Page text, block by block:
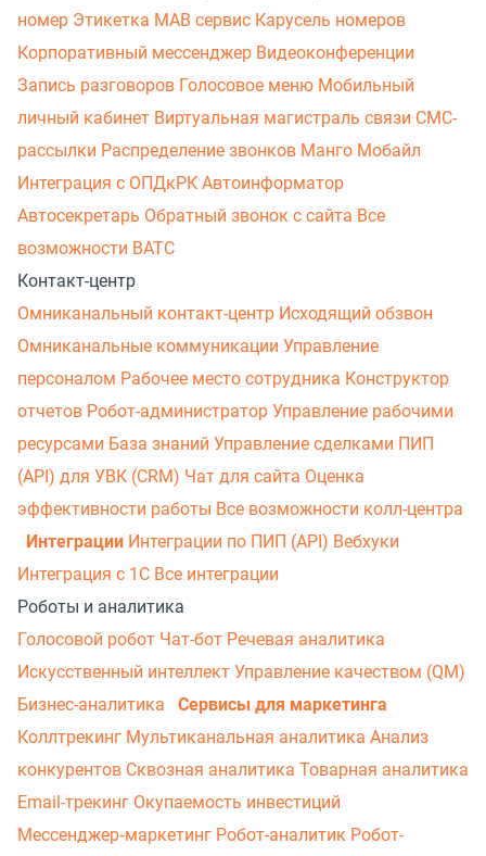
номер Этикетка МАВ сервис Карусель номеров
Корпоративный мессенджер Видеоконференции
Запись разговоров Голосовое меню Мобильный
личный кабинет Виртуальная магистраль связи СМС-
рассылки Распределение звонков Манго Мобайл
Интеграция с ОПДкРК Автоинформатор
Автосекретарь Обратный звонок с сайта Все
возможности ВАТС
Контакт-центр
Омниканальный контакт-центр Исходящий обзвон
Омниканальные коммуникации Управление
персоналом Рабочее место сотрудника Конструктор
отчетов Робот-администратор Управление рабочими
ресурсами База знаний Управление сделками ПИП
(API) для УВК (CRM) Чат для сайта Оценка
эффективности работы Все возможности колл-центра
Интеграции Интеграции по ПИП (API) Вебхуки
Интеграция с 1С Все интеграции
Роботы и аналитика
Голосовой робот Чат-бот Речевая аналитика
Искусственный интеллект Управление качеством (QM)
Бизнес-аналитика
Сервисы для маркетинга
Коллтрекинг Мультиканальная аналитика Анализ
конкурентов Сквозная аналитика Товарная аналитика
Email-трекинг Окупаемость инвестиций
Мессенджер‑маркетинг Робот-аналитик Робот-